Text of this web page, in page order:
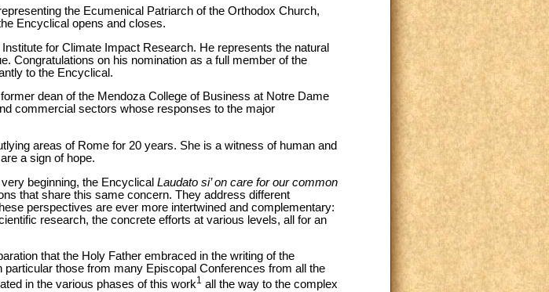
the Ecumenical Patriarch of the Orthodox Church,
Encyclical opens and closes.
for Climate Impact Research. He represents the natural
Congratulations on his nomination as a full member of the
to the Encyclical.
dean of the Mendoza College of Business at Notre Dame
commercial sectors whose responses to the major
areas of Rome for 20 years. She is a witness of human and
a sign of hope.
beginning, the Encyclical Laudato si’ on care for our common
that share this same concern. They address different
perspectives are ever more intertwined and complementary:
research, the concrete efforts at various levels, all for an
that the Holy Father embraced in the writing of the
those from many Episcopal Conferences from all the
in the various phases of this work1 all the way to the complex